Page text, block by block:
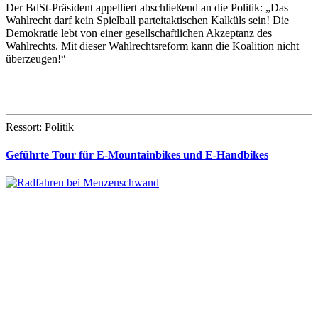
Der BdSt-Präsident appelliert abschließend an die Politik: „Das
Wahlrecht darf kein Spielball parteitaktischen Kalküls sein! Die
Demokratie lebt von einer gesellschaftlichen Akzeptanz des
Wahlrechts. Mit dieser Wahlrechtsreform kann die Koalition nicht
überzeugen!“
Ressort: Politik
Geführte Tour für E-Mountainbikes und E-Handbikes